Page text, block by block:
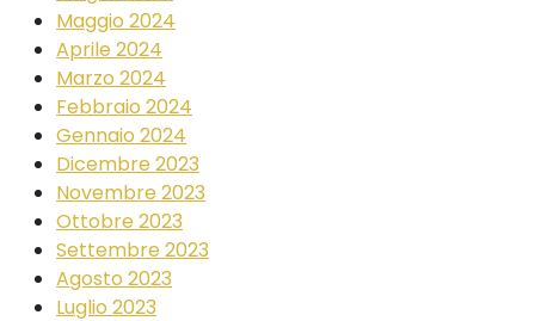
Maggio 2024
Aprile 2024
Marzo 2024
Febbraio 2024
Gennaio 2024
Dicembre 2023
Novembre 2023
Ottobre 2023
Settembre 2023
Agosto 2023
Luglio 2023